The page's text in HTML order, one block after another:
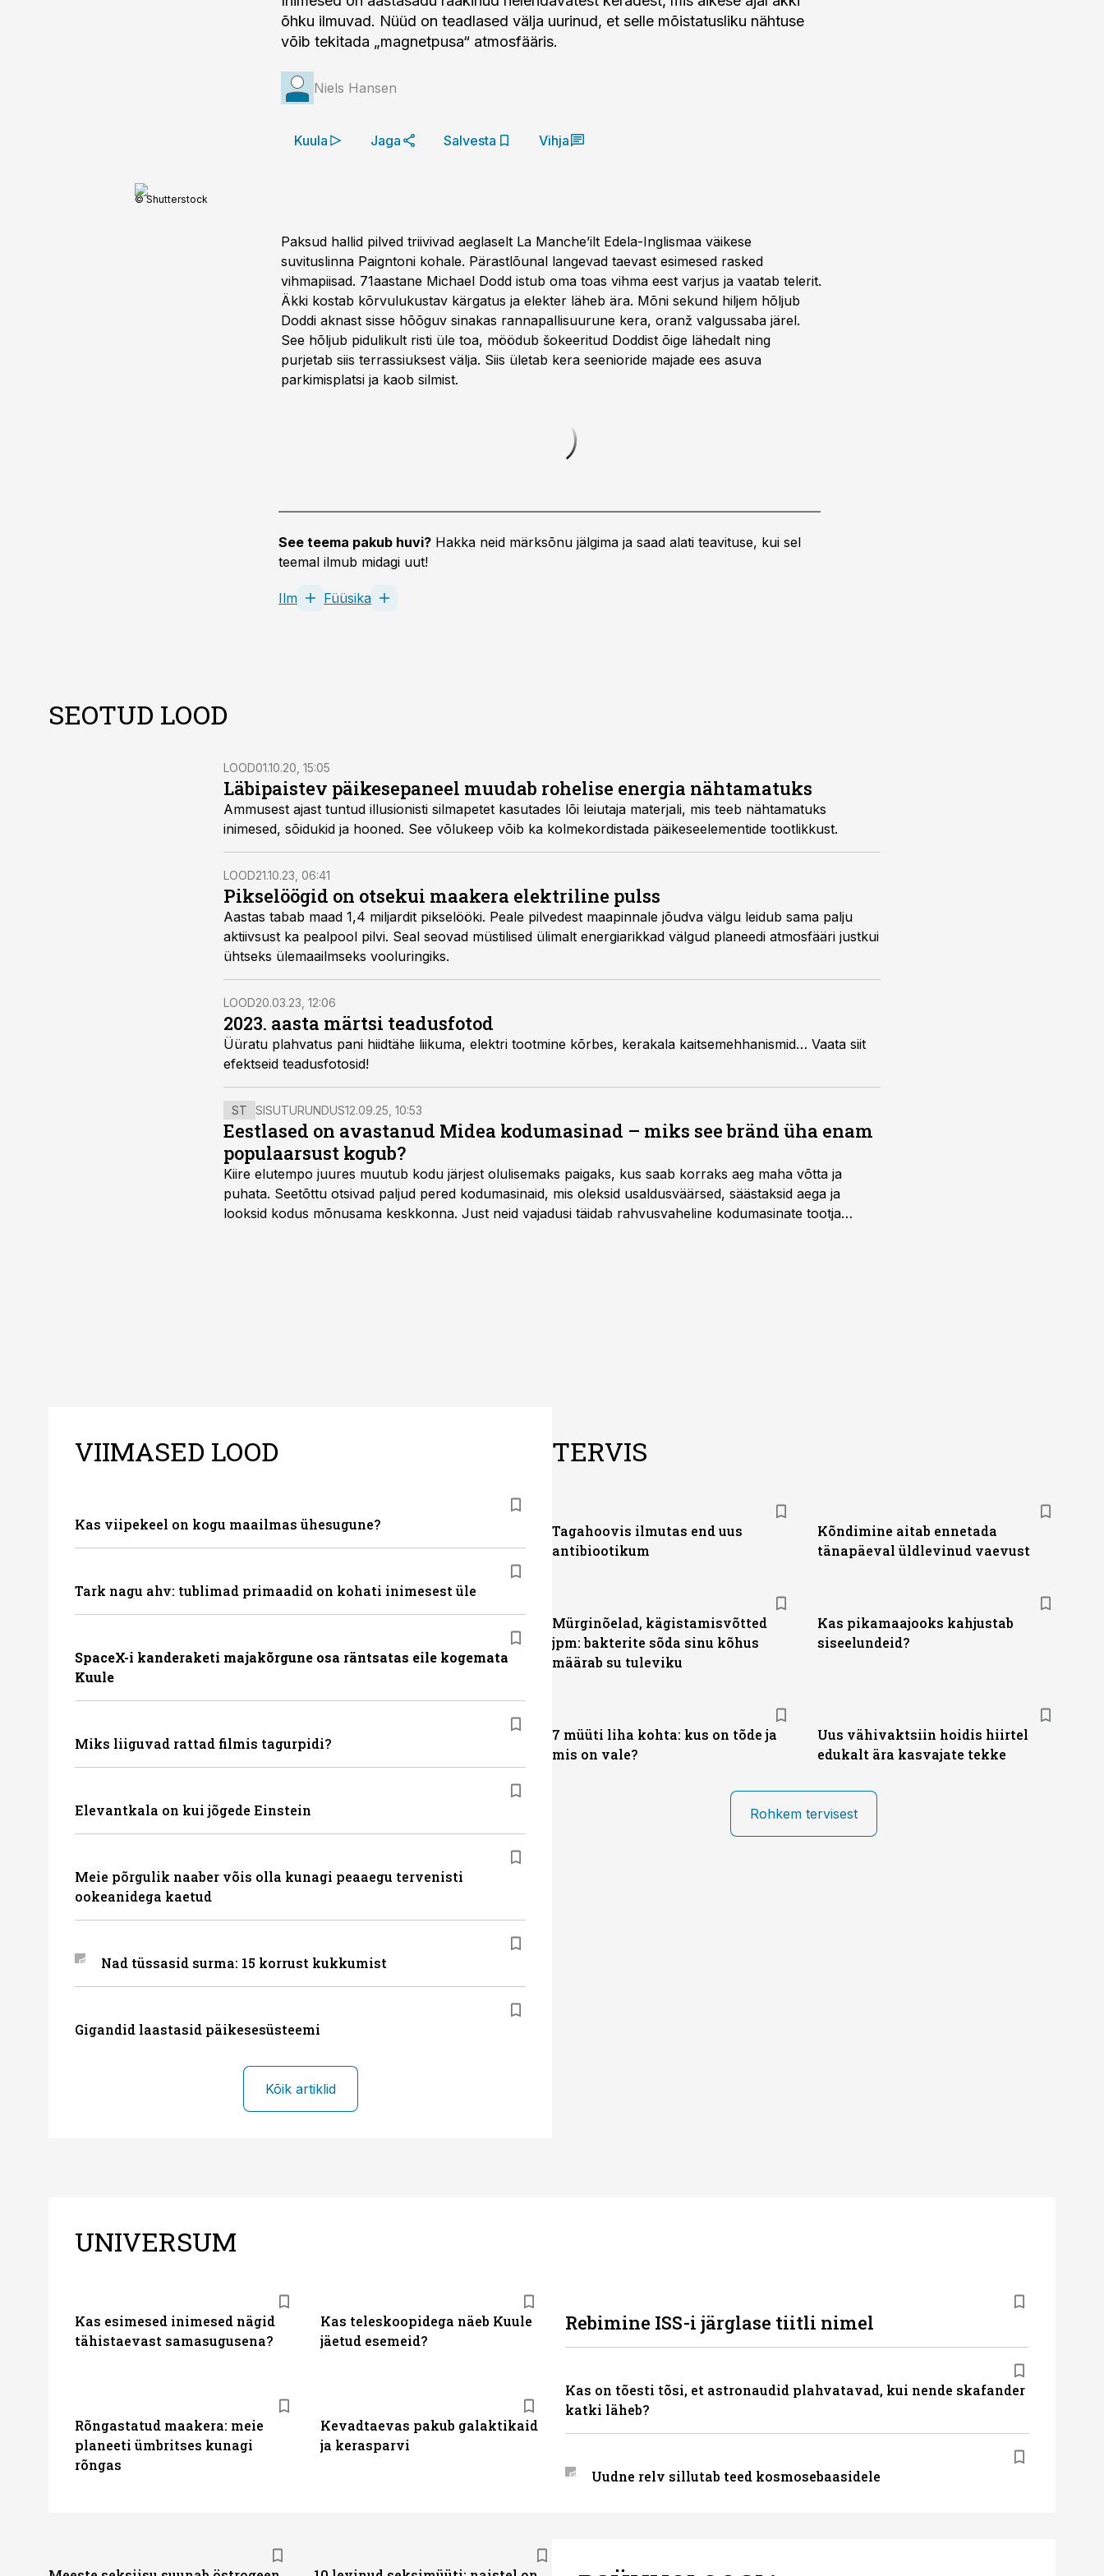
õhku ilmuvad. Nüüd on teadlased välja uurinud, et selle mõistatusliku nähtuse
võib tekitada „magnetpusa“ atmosfääris.
Niels Hansen
Kuula Jaga Salvesta Vihja
© Shutterstock
Paksud hallid pilved triivivad aegla­selt La Manche’ilt Edela-Inglismaa väikese
suvituslinna Paigntoni kohale. Pärastlõunal langevad taevast esimesed rasked
vihmapiisad. 71aastane Michael Dodd istub oma toas vihma eest varjus ja vaatab telerit.
Äkki kostab kõrvulukustav kärgatus ja elekter läheb ära. Mõni sekund hiljem hõljub
Doddi aknast sisse hõõguv sinakas ranna­pallisuurune kera, oranž valgussaba järel.
See hõljub pidulikult risti üle toa, möödub šokeeritud Doddist õige lähedalt ning
purjetab siis terrassiuksest välja. Siis ületab kera seenioride majade ees asuva
parkimisplatsi ja kaob silmist.
See teema pakub huvi? Hakka neid märksõnu jälgima ja saad alati teavituse, kui sel
teemal ilmub midagi uut!
Ilm Füüsika
SEOTUD LOOD
LOOD01.10.20, 15:05
Läbipaistev päikesepaneel muudab rohelise energia nähtamatuks
Ammusest ajast tuntud illusionisti silmapetet kasutades lõi leiutaja materjali, mis teeb nähtamatuks
inimesed, sõidukid ja hooned. See võlukeep võib ka kolmekordistada päikeseelementide tootlikkust.
LOOD21.10.23, 06:41
Pikselöögid on otsekui maakera elektriline pulss
Aastas tabab maad 1,4 miljardit pikselööki. Peale pilvedest maa­pinnale jõudva välgu leidub sama palju
aktiivsust ka pealpool pilvi. Seal seovad müstilised ülimalt energia­­rikkad välgud planeedi atmosfääri justkui
ühtseks üle­maailmseks voolu­ringiks.
LOOD20.03.23, 12:06
2023. aasta märtsi teadusfotod
Üüratu plahvatus pani hiidtähe liikuma, elektri tootmine kõrbes, kerakala kaitsemehhanismid… Vaata siit
efektseid teadusfotosid!
ST SISUTURUNDUS12.09.25, 10:53
Eestlased on avastanud Midea kodumasinad – miks see bränd üha enam
populaarsust kogub?
Kiire elutempo juures muutub kodu järjest olulisemaks paigaks, kus saab korraks aeg maha võtta ja
puhata. Seetõttu otsivad paljud pered kodumasinaid, mis oleksid usaldusväärsed, säästaksid aega ja
looksid kodus mõnusama keskkonna. Just neid vajadusi täidab rahvusvaheline kodumasinate tootja
VIIMASED LOOD
Kas viipekeel on kogu maailmas ühesugune?
Tark nagu ahv: tublimad primaadid on kohati inimesest üle
SpaceX-i kanderaketi majakõrgune osa räntsatas eile kogemata
Kuule
Miks liiguvad rattad filmis tagurpidi?
Elevantkala on kui jõgede Einstein
Meie põrgulik naaber võis olla kunagi peaaegu tervenisti
ookeanidega kaetud
Nad tüssasid surma: 15 korrust kukkumist
Gigandid laastasid päikesesüsteemi
Kõik artiklid
TERVIS
Tagahoovis ilmutas end uus
antibiootikum
Kõndimine aitab ennetada
tänapäeval üldlevinud vaevust
Mürginõelad, kägistamisvõtted
jpm: bakterite sõda sinu kõhus
määrab su tuleviku
Kas pikamaajooks kahjustab
siseelundeid?
7 müüti liha kohta: kus on tõde ja
mis on vale?
Uus vähivaktsiin hoidis hiirtel
edukalt ära kasvajate tekke
Rohkem tervisest
UNIVERSUM
Kas esimesed inimesed nägid
tähistaevast samasugusena?
Kas teleskoopidega näeb Kuule
jäetud esemeid?
Rebimine ISS-i järglase tiitli nimel
Kas on tõesti tõsi, et astronaudid plahvatavad, kui nende skafander
katki läheb?
Uudne relv sillutab teed kosmosebaasidele
Rõngastatud maakera: meie
planeeti ümbritses kunagi
rõngas
Kevadtaevas pakub galaktikaid
ja kerasparvi